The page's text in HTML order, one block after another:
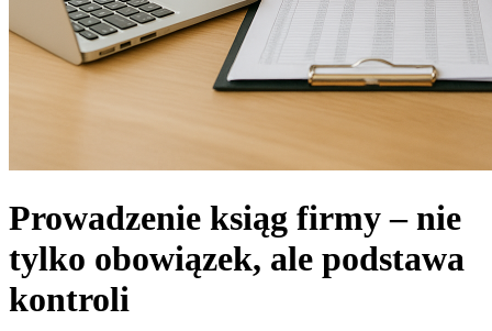
Prowadzenie ksiąg firmy – nie
tylko obowiązek, ale podstawa
kontroli